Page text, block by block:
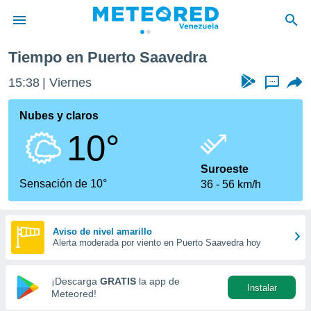
de
ha
calidad.
a este
las
forma
digital
basada
Tiempo en Puerto Saavedra
15:38 Viernes ...
Nubes y claros
10°
Sensación de 10°
Suroeste
36
56 km/h
Aviso de nivel amarillo
Alerta moderada por viento en Puerto Saavedra hoy
¡Descarga GRATIS la app de
Meteored!
Instalar